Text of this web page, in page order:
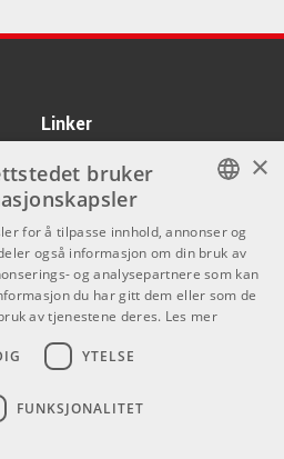
Set
Piezo
Kr 395/stk
Linker
Om Oss
Kontakt oss
Kjøpsvilkår
Butikken
Varemerker
NORWEGIAN
×
bruker
for å tilpasse innhold, annonser og
også informasjon om din bruk av
og analysepartnere som kan
du har gitt dem eller som de
av tjenestene deres. Les mer
YTELSE
FUNKSJONALITET